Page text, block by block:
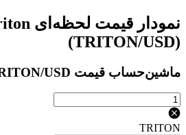
(TRITON/USD)
ماشین‌حساب قیمت TRITON/USD
TRITON